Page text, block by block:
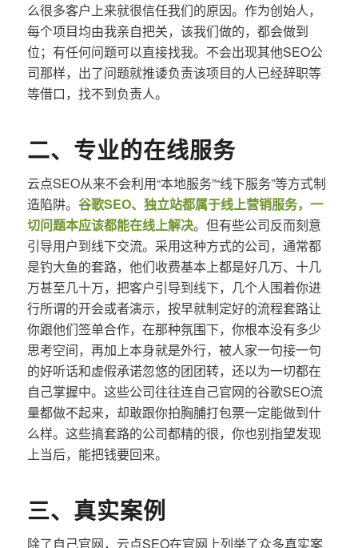
么很多客户上来就很信任我们的原因。作为创始人，
每个项目均由我亲自把关，该我们做的，都会做到
位；有任何问题可以直接找我。不会出现其他SEO公
司那样，出了问题就推诿负责该项目的人已经辞职等
等借口，找不到负责人。
二、专业的在线服务
云点SEO从来不会利用“本地服务”“线下服务”等方式制
造陷阱。 谷歌SEO、独立站都属于线上营销服务，一
切问题本应该都能在线上解决。但有些公司反而刻意
引导用户到线下交流。采用这种方式的公司，通常都
是钓大鱼的套路，他们收费基本上都是好几万、十几
万甚至几十万，把客户引导到线下，几个人围着你进
行所谓的开会或者演示，按早就制定好的流程套路让
你跟他们签单合作，在那种氛围下，你根本没有多少
思考空间，再加上本身就是外行，被人家一句接一句
的好听话和虚假承诺忽悠的团团转，还以为一切都在
自己掌握中。这些公司往往连自己官网的谷歌SEO流
量都做不起来，却敢跟你拍胸脯打包票一定能做到什
么样。这些搞套路的公司都精的很，你也别指望发现
上当后，能把钱要回来。
三、真实案例
除了自己官网，云点SEO在官网上列举了众多真实案